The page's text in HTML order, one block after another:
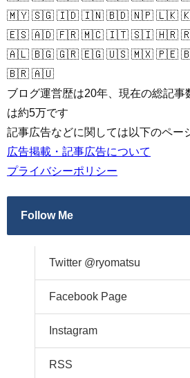
🇲🇾 🇸🇬 🇮🇩 🇮🇳 🇧🇩 🇳🇵 🇱🇰
🇪🇸 🇦🇩 🇫🇷 🇲🇨 🇮🇹 🇸🇮 🇭🇷
🇦🇱 🇧🇬 🇬🇷 🇪🇬 🇺🇸 🇲🇽 🇵🇪
🇧🇷 🇦🇺
ブログ運営歴は20年、現在の総記
は約5万です
記事広告などに関しては以下のペー
広告掲載・記事広告について
プライバシーポリシー
Follow Me
Twitter @ryomatsu
Facebook Page
Instagram
RSS